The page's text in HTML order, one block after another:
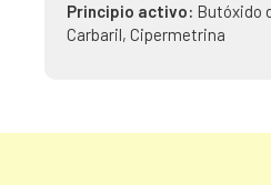
Principio activo: Butóxido
Carbaril, Cipermetrina